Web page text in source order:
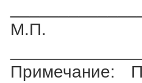
Примечание: